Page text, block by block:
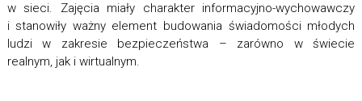
w sieci. Zajęcia miały charakter informacyjno-wychowawczy
i stanowiły ważny element budowania świadomości młodych
ludzi w zakresie bezpieczeństwa – zarówno w świecie
realnym, jak i wirtualnym.